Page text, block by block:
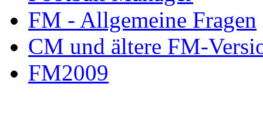
FM - Allgemeine Fragen
CM und ältere FM-
FM2009